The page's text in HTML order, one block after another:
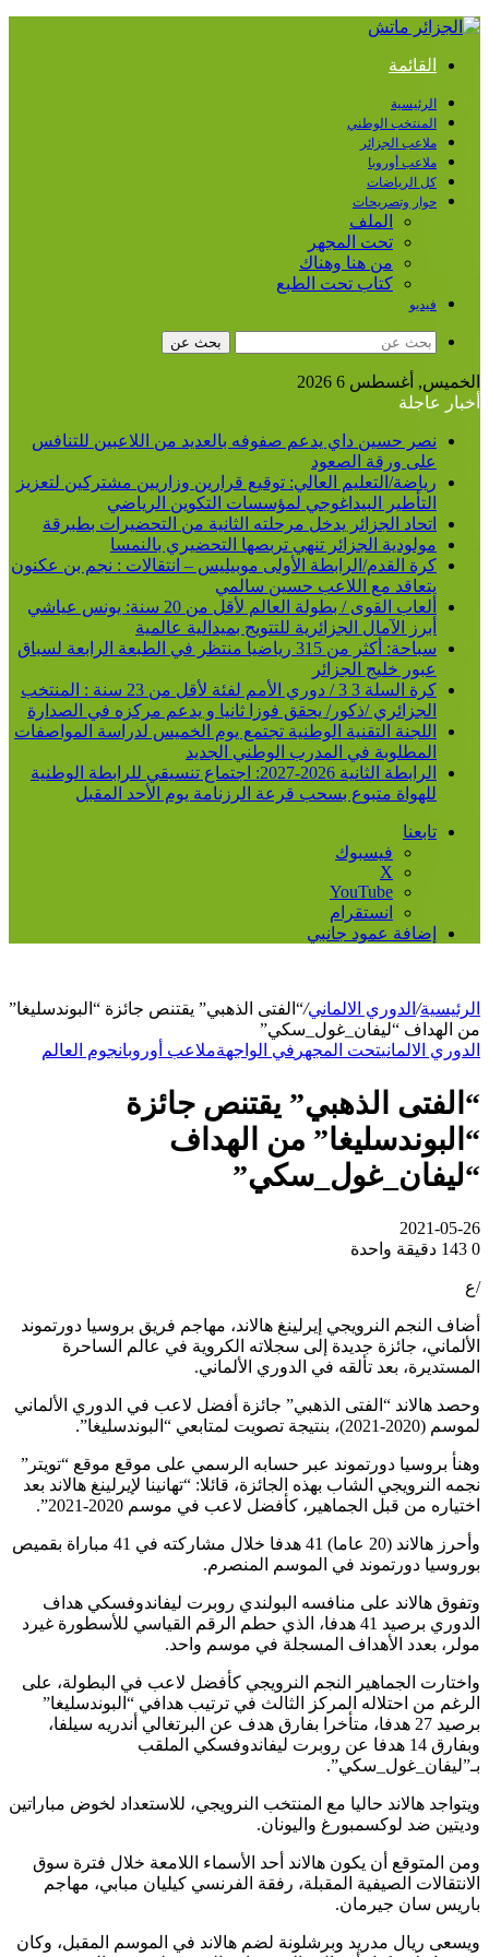
القائمة
الرئيسية
المنتخب الوطني
ملاعب الجزائر
ملاعب أوروبا
كل الرياضات
حوار وتصريحات
الملف
تحت المجهر
من هنا وهناك
كتاب تحت الطبع
فيديو
بحث عن
الخميس, أغسطس 6 2026
أخبار عاجلة
نصر حسين داي يدعم صفوفه بالعديد من اللاعبين للتنافس
على ورقة الصعود
رياضة/التعليم العالي: توقيع قرارين وزاريين مشتركين لتعزيز
التأطير البيداغوجي لمؤسسات التكوين الرياضي
اتحاد الجزائر يدخل مرحلته الثانية من التحضيرات بطبرقة
مولودية الجزائر تنهي تربصها التحضيري بالنمسا
كرة القدم/الرابطة الأولى موبيليس – انتقالات : نجم بن عكنون
يتعاقد مع اللاعب حسين سالمي
ألعاب القوى / بطولة العالم لأقل من 20 سنة: يونس عياشي
أبرز الآمال الجزائرية للتتويج بميدالية عالمية
سباحة: أكثر من 315 رياضيا منتظر في الطبعة الرابعة لسباق
عبور خليج الجزائر
كرة السلة 3 3 / دوري الأمم لفئة لأقل من 23 سنة : المنتخب
الجزائري /ذكور/ يحقق فوزا ثانيا و يدعم مركزه في الصدارة
اللجنة التقنية الوطنية تجتمع يوم الخميس لدراسة المواصفات
المطلوبة في المدرب الوطني الجديد
الرابطة الثانية 2026-2027: اجتماع تنسيقي للرابطة الوطنية
للهواة متبوع بسحب قرعة الرزنامة يوم الأحد المقبل
تابعنا
فيسبوك
‫X
‫YouTube
انستقرام
إضافة عمود جانبي
الرئيسية/ الدوري الالماني/“الفتى الذهبي” يقتنص جائزة “البوندسليغا”
من الهداف “ليفان_غول_سكي”
الدوري الالمانيتحت المجهر في الواجهةملاعب أوروبانجوم العالم
“الفتى الذهبي” يقتنص جائزة
“البوندسليغا” من الهداف
“ليفان_غول_سكي”
2021-05-26
0
دقيقة واحدة
/ع
أضاف النجم النرويجي إيرلينغ هالاند، مهاجم فريق بروسيا دورتموند
الألماني، جائزة جديدة إلى سجلاته الكروية في عالم الساحرة
المستديرة، بعد تألقه في الدوري الألماني.
وحصد هالاند “الفتى الذهبي” جائزة أفضل لاعب في الدوري الألماني
لموسم (2020-2021)، بنتيجة تصويت لمتابعي “البوندسليغا”.
وهنأ بروسيا دورتموند عبر حسابه الرسمي على موقع موقع “تويتر”
نجمه النرويجي الشاب بهذه الجائزة، قائلا: “تهانينا لإيرلينغ هالاند بعد
اختياره من قبل الجماهير، كأفضل لاعب في موسم 2020-2021”.
وأحرز هالاند (20 عاما) 41 هدفا خلال مشاركته في 41 مباراة بقميص
بوروسيا دورتموند في الموسم المنصرم.
وتفوق هالاند على منافسه البولندي روبرت ليفاندوفسكي هداف
الدوري برصيد 41 هدفا، الذي حطم الرقم القياسي للأسطورة غيرد
مولر، بعدد الأهداف المسجلة في موسم واحد.
واختارت الجماهير النجم النرويجي كأفضل لاعب في البطولة، على
الرغم من احتلاله المركز الثالث في ترتيب هدافي “البوندسليغا”
برصيد 27 هدفا، متأخرا بفارق هدف عن البرتغالي أندريه سيلفا،
وبفارق 14 هدفا عن روبرت ليفاندوفسكي الملقب
بـ”ليفان_غول_سكي”.
ويتواجد هالاند حاليا مع المنتخب النرويجي، للاستعداد لخوض مباراتين
وديتين ضد لوكسمبورغ واليونان.
ومن المتوقع أن يكون هالاند أحد الأسماء اللامعة خلال فترة سوق
الانتقالات الصيفية المقبلة، رفقة الفرنسي كيليان مبابي، مهاجم
باريس سان جيرمان.
ويسعى ريال مدريد وبرشلونة لضم هالاند في الموسم المقبل، وكان